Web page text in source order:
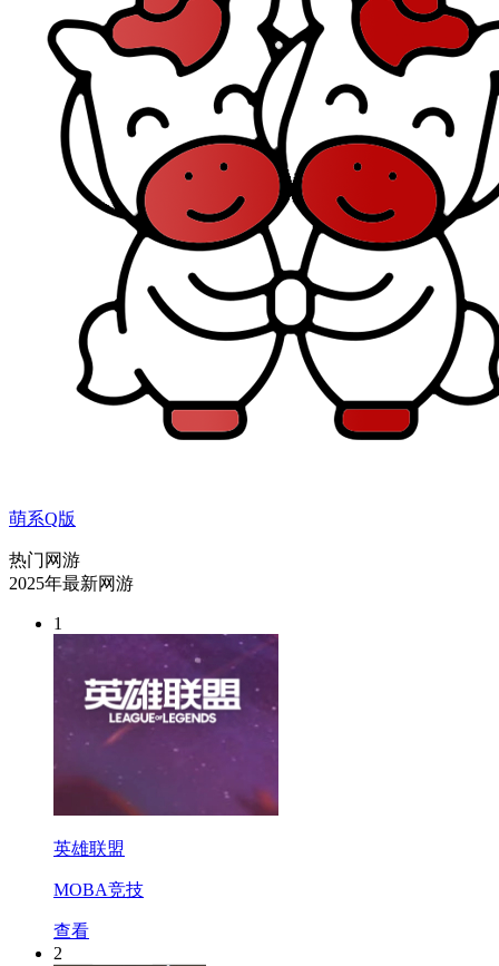
萌系Q版
热门网游
2025年最新网游
1
英雄联盟
MOBA竞技
查看
2